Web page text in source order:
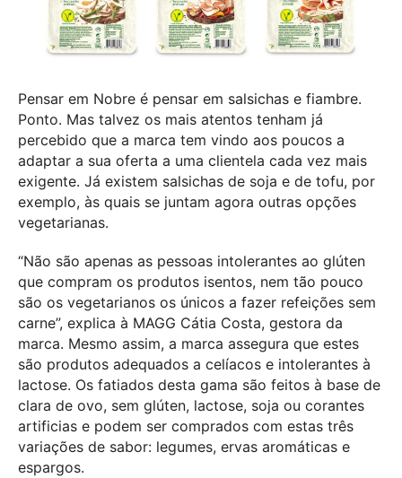
Pensar em Nobre é pensar em salsichas e fiambre.
Ponto. Mas talvez os mais atentos tenham já
percebido que a marca tem vindo aos poucos a
adaptar a sua oferta a uma clientela cada vez mais
exigente. Já existem salsichas de soja e de tofu, por
exemplo, às quais se juntam agora outras opções
vegetarianas.
“Não são apenas as pessoas intolerantes ao glúten
que compram os produtos isentos, nem tão pouco
são os vegetarianos os únicos a fazer refeições sem
carne”, explica à MAGG Cátia Costa, gestora da
marca. Mesmo assim, a marca assegura que estes
são produtos adequados a celíacos e intolerantes à
lactose. Os fatiados desta gama são feitos à base de
clara de ovo, sem glúten, lactose, soja ou corantes
artificias e podem ser comprados com estas três
variações de sabor: legumes, ervas aromáticas e
espargos.